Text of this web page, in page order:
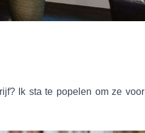
Ik sta te popelen om ze